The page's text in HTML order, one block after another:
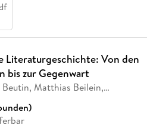
Literaturgeschichte: Von den
bis zur Gegenwart
Matthias Beilein,